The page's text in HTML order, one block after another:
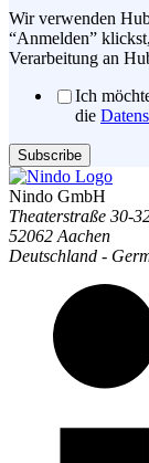
Wir verwenden
“Anmelden”
Verarbeitung an
Ich
die
Nindo GmbH
Theaterstraße 30-
52062 Aachen
Deutschland -